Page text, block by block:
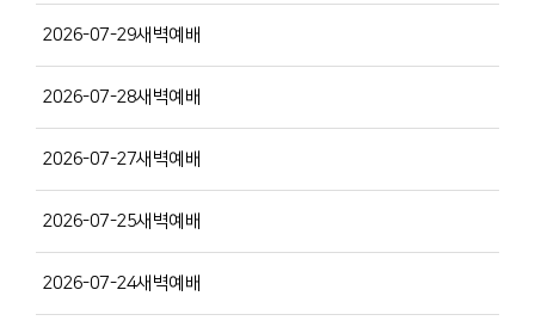
2026-07-29새벽예배
2026-07-28새벽예배
2026-07-27새벽예배
2026-07-25새벽예배
2026-07-24새벽예배